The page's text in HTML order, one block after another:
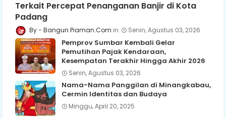
Terkait Percepat Penanganan Banjir di Kota
Padang
Bangun Piaman.Com Senin, Agustus 03, 2026
Pemprov Sumbar Kembali Gelar
Pemutihan Pajak Kendaraan,
Kesempatan Terakhir Hingga Akhir 2026
Senin, Agustus 03, 2026
Nama-Nama Panggilan di Minangkabau,
Cermin Identitas dan Budaya
Minggu, April 20, 2025